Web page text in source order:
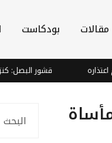
مقالات بودكاست
قشور البصل: كنز صحي